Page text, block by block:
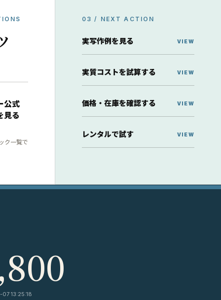
公式
見る
ク一覧で
03 / NEXT ACTION
実写作例を見る
実質コストを試算する
価格・在庫を確認する
レンタルで試す
13:25:18